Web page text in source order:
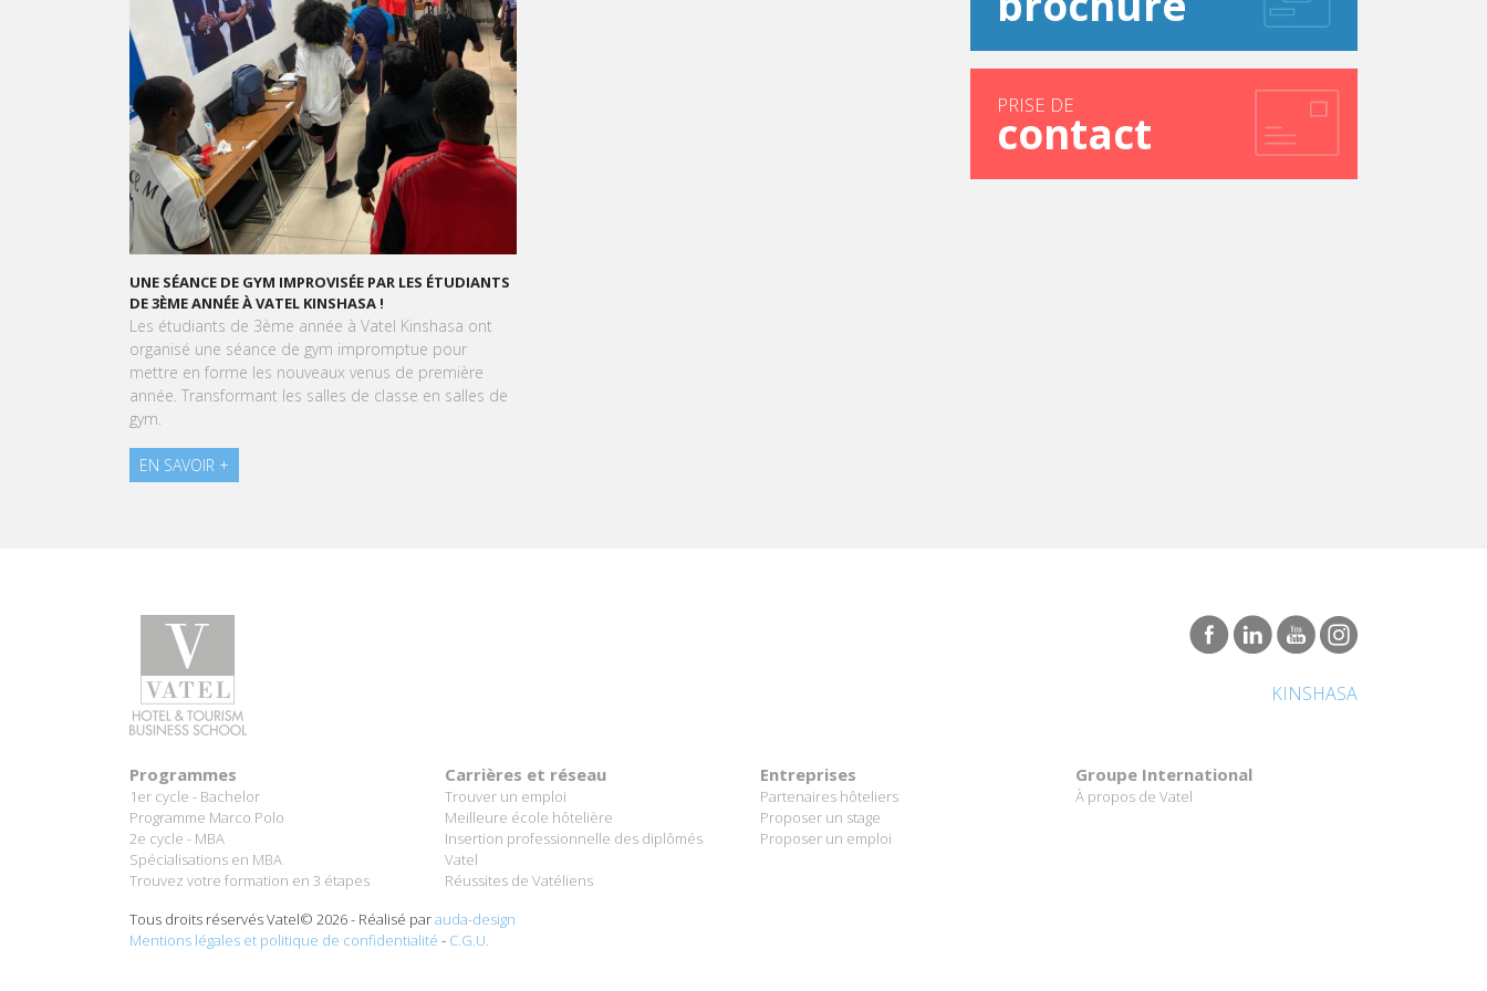
UNE SÉANCE DE GYM IMPROVISÉE PAR LES ÉTUDIANTS
DE 3ÈME ANNÉE À VATEL KINSHASA !
Les étudiants de 3ème année à Vatel Kinshasa ont
organisé une séance de gym impromptue pour
mettre en forme les nouveaux venus de première
année. Transformant les salles de classe en salles de
EN SAVOIR +
GRAND ORAL : TRANSFORMONS LE STRESS EN SUCCÈS
À l'approche du Grand Oral, les étudiants de Vatel
expérience aussi délicieuse qu'une création
pâtissière.
PRISE DE
contact
KINSHASA
Programmes
1er cycle - Bachelor
Programme Marco Polo
2e cycle - MBA
Spécialisations en MBA
Trouvez votre formation en 3 étapes
Carrières et réseau
Trouver un emploi
Meilleure école hôtelière
Insertion professionnelle des diplômés
Vatel
Réussites de Vatéliens
Entreprises
Partenaires hôteliers
Proposer un stage
Proposer un emploi
Groupe International
À propos de Vatel
Tous droits réservés Vatel© 2026 - Réalisé parauda-design
Mentions légales et politique de confidentialité - C.G.U.